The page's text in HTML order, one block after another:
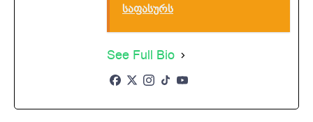
საფასურს
See Full Bio